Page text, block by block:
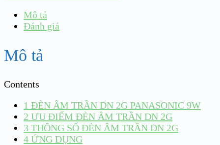
Mô tả
Đánh giá
Mô tả
Contents
1 ĐÈN ÂM TRẦN DN 2G PANASONIC 9W
2 ƯU ĐIỂM ĐÈN ÂM TRẦN DN 2G
3 THÔNG SỐ ĐÈN ÂM TRẦN DN 2G
4 ỨNG DỤNG